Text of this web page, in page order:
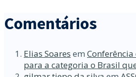
Comentários
Elias Soares em
para a categoria o Brasil